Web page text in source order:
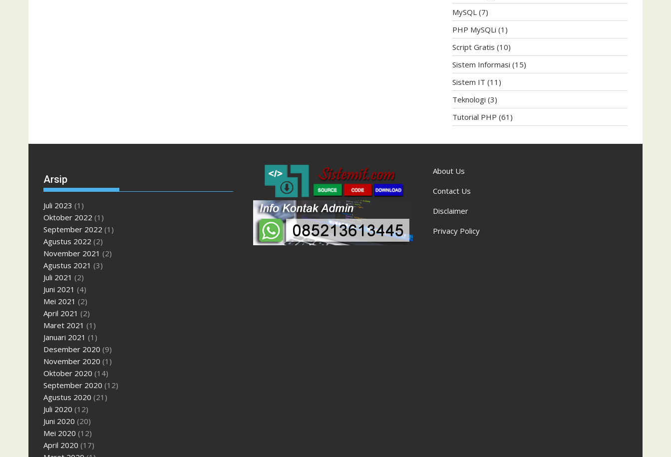
MySQL (7)
PHP MySQLi (1)
Script Gratis (10)
Sistem Informasi (15)
Sistem IT (11)
Teknologi (3)
Tutorial PHP (61)
Arsip
Juli 2023 (1)
Oktober 2022 (1)
September 2022 (1)
Agustus 2022 (2)
November 2021 (2)
Agustus 2021 (3)
Juli 2021 (2)
Juni 2021 (4)
Mei 2021 (2)
April 2021 (2)
Maret 2021 (1)
Januari 2021 (1)
Desember 2020 (9)
November 2020 (1)
Oktober 2020 (14)
September 2020 (12)
Agustus 2020 (21)
Juli 2020 (12)
Juni 2020 (20)
Mei 2020 (12)
April 2020 (17)
About Us
Contact Us
Disclaimer
Privacy Policy